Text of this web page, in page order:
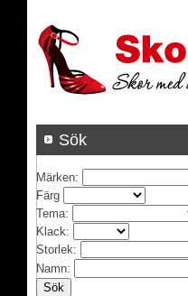
Sök
Märken:
Färg
Tema:
Klack:
Storlek:
Namn: